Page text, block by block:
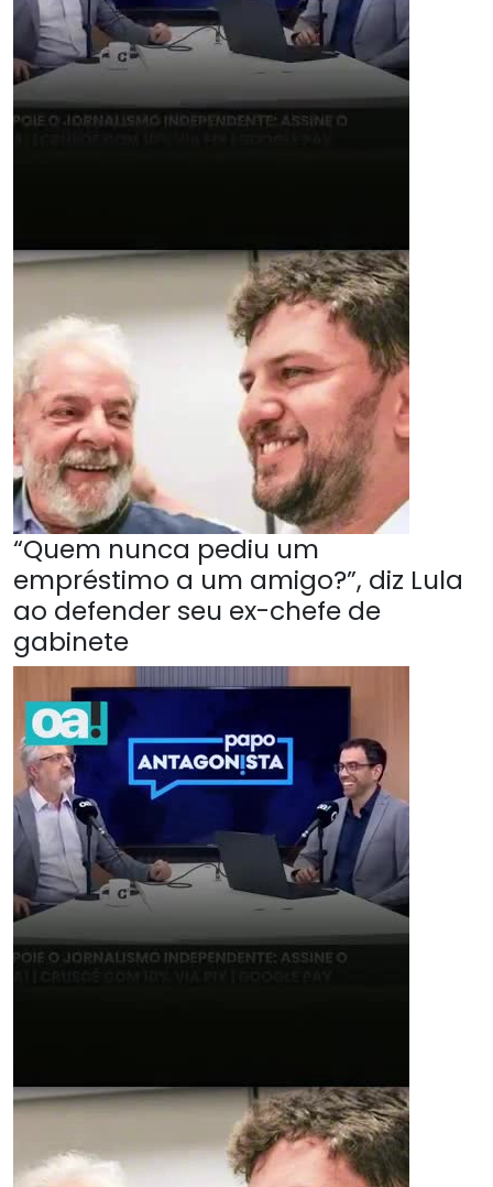
“Quem nunca pediu um
empréstimo a um amigo?”, diz Lula
ao defender seu ex-chefe de
gabinete